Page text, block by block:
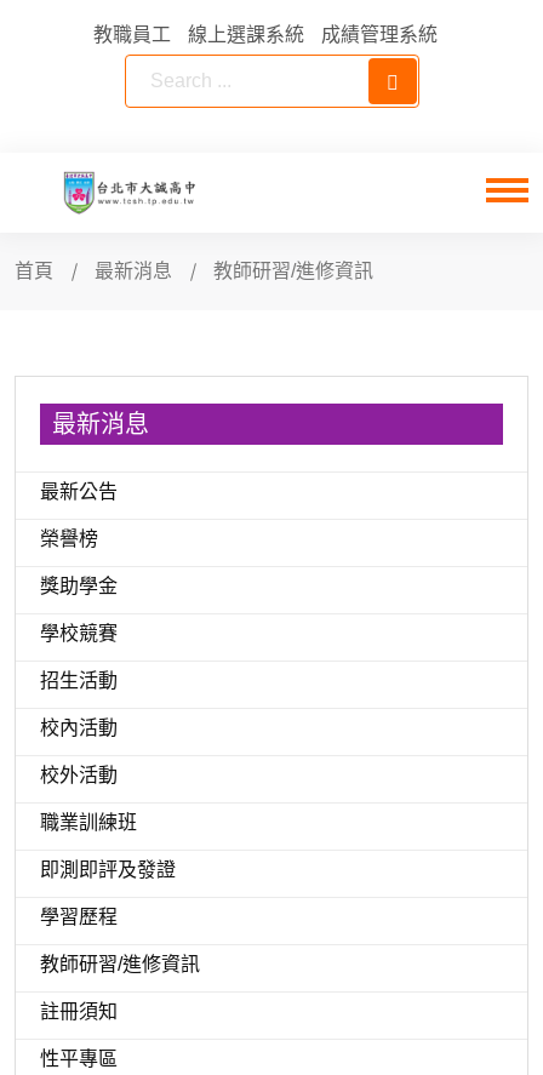
教職員工 線上選課系統 成績管理系統
首頁 最新消息 教師研習/進修資訊
最新消息
最新公告
榮譽榜
獎助學金
學校競賽
招生活動
校內活動
校外活動
職業訓練班
即測即評及發證
學習歷程
教師研習/進修資訊
註冊須知
性平專區